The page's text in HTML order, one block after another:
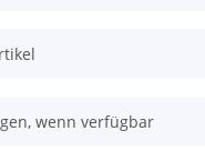
wenn verfügbar